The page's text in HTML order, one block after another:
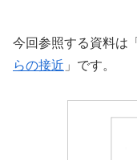
今回参照する資料は「
らの接近 」です。